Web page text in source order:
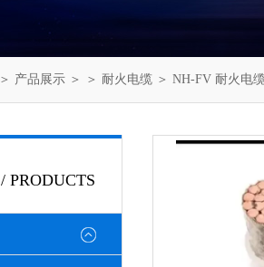
＞ 产品展示 ＞ ＞ 耐火电缆 ＞ NH-FV 耐火电
/ PRODUCTS